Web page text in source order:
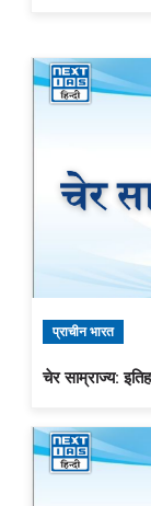
प्राचीन भारत
चेर साम्राज्य: